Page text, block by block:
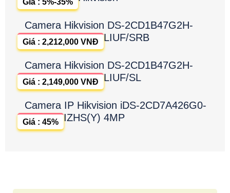
Camera Hikvision DS-2CD1B47G2H-
LIUF/SRB
Giá : 2,212,000 VNĐ
Camera Hikvision DS-2CD1B47G2H-
LIUF/SL
Giá : 2,149,000 VNĐ
Camera IP Hikvision iDS-2CD7A426G0-
IZHS(Y) 4MP
Giá : 45%